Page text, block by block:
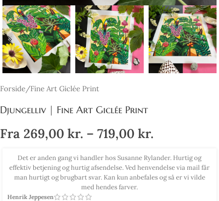
Forside/Fine Art Giclée Print
Djungelliv | Fine Art Giclée Print
Fra 269,00 kr. – 719,00 kr.
Det er anden gang vi handler hos Susanne Rylander. Hurtig og
effektiv betjening og hurtig afsendelse. Ved henvendelse via mail får
man hurtigt og brugbart svar. Kan kun anbefales og så er vi vilde
med hendes farver.
Jeppesen